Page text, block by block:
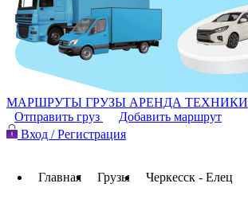
МАРШРУТЫ ГРУЗЫ АРЕНДА ТЕХНИКИ
Отправить груз
Добавить маршрут
Вход / Регистрация
Главная Грузы Черкесск - Елец